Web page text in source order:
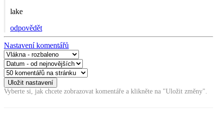
lake
odpovědět
Nastavení komentářů
Vyberte si, jak chcete zobrazovat komentáře a klikněte na "Uložit změny".